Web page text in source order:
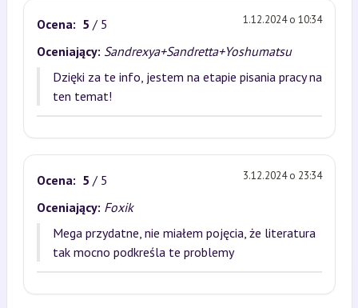
Ocena: 5 / 5 1.12.2024 o 10:34
Oceniający: Sandrexya+Sandretta+Yoshumatsu
Dzięki za te info, jestem na etapie pisania pracy na
ten temat!
Ocena: 5 / 5 3.12.2024 o 23:34
Oceniający: Foxik
Mega przydatne, nie miałem pojęcia, że literatura
tak mocno podkreśla te problemy